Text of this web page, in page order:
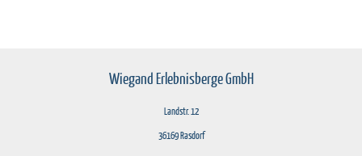
Wiegand Erlebnisberge GmbH
Landstr. 12
36169 Rasdorf